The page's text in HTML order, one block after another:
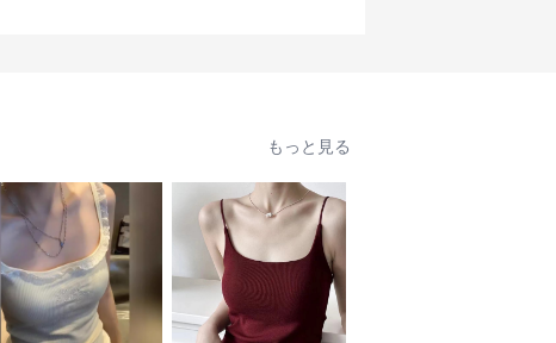
もっと見る